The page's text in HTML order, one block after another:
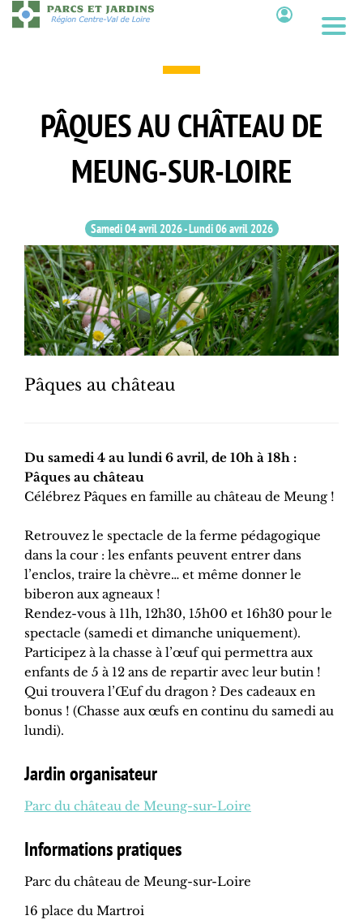
Aller
au
PÂQUES AU CHÂTEAU DE
MEUNG-SUR-LOIRE
Samedi 04 avril 2026-Lundi 06 avril 2026
Pâques au château
Du samedi 4 au lundi 6 avril, de 10h à 18h :
Pâques au château
Célébrez Pâques en famille au château de Meung !
Retrouvez le spectacle de la ferme pédagogique
dans la cour : les enfants peuvent entrer dans
l’enclos, traire la chèvre… et même donner le
biberon aux agneaux !
Rendez-vous à 11h, 12h30, 15h00 et 16h30 pour le
spectacle (samedi et dimanche uniquement).
Participez à la chasse à l’œuf qui permettra aux
enfants de 5 à 12 ans de repartir avec leur butin !
Qui trouvera l’Œuf du dragon ? Des cadeaux en
bonus ! (Chasse aux œufs en continu du samedi au
lundi).
Jardin organisateur
Parc du château de Meung-sur-Loire
Informations pratiques
Parc du château de Meung-sur-Loire
16 place du Martroi